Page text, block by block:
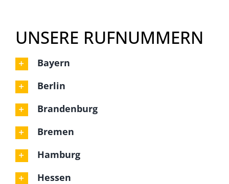
UNSERE RUFNUMMERN
Bayern
Berlin
Brandenburg
Bremen
Hamburg
Hessen